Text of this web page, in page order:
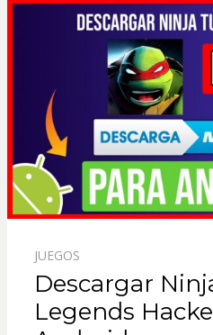
JUEGOS
Descargar
Legends